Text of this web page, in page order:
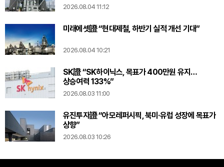
2026.08.04 11:12
미래에셋證 “현대제철, 하반기 실적 개선 기대”
2026.08.04 10:21
SK證 “SK하이닉스, 목표가 400만원 유지…
상승여력 133%”
2026.08.03 11:00
유진투자證 “아모레퍼시픽, 북미·유럽 성장에 목표가
상향”
2026.08.03 10:26